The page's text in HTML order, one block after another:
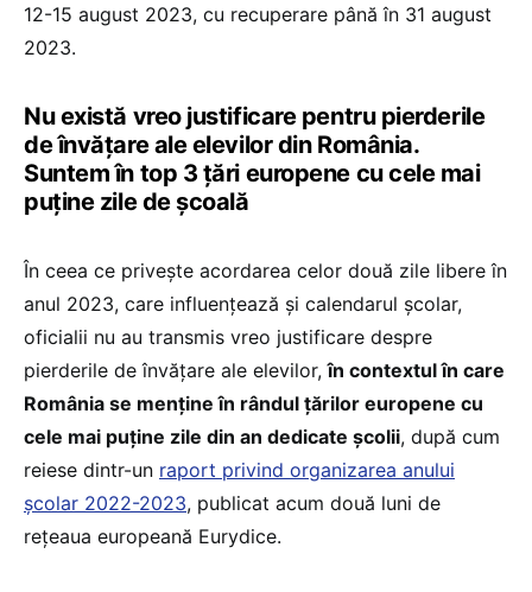
12-15 august 2023, cu recuperare până în 31 august
2023.
Nu există vreo justificare pentru pierderile
de învățare ale elevilor din România.
Suntem în top 3 țări europene cu cele mai
puține zile de școală
În ceea ce privește acordarea celor două zile libere în
anul 2023, care influențează și calendarul școlar,
oficialii nu au transmis vreo justificare despre
pierderile de învățare ale elevilor,în contextul în care
România se menține în rândul țărilor europene cu
cele mai puține zile din an dedicate școlii, după cum
reiese dintr-un raport privind organizarea anului
școlar 2022-2023, publicat acum două luni de
rețeaua europeană Eurydice.